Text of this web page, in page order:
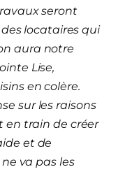
seront
locataires qui
aura notre
Lise,
en colère.
sur les raisons
en train de créer
et de
va pas les